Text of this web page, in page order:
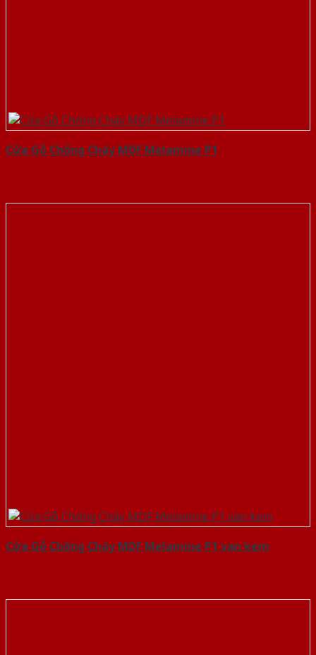
Cửa Gỗ Chống Cháy MDF Melamine P1
Cửa Gỗ Chống Cháy MDF Melamine P1 van kem